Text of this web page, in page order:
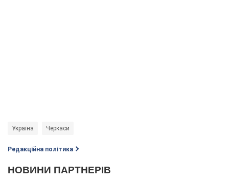
Україна Черкаси
Редакційна політика